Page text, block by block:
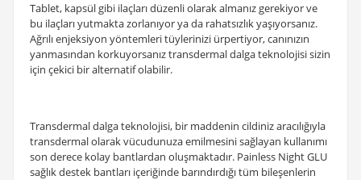
Tablet, kapsül gibi ilaçları düzenli olarak almanız gerekiyor ve
bu ilaçları yutmakta zorlanıyor ya da rahatsızlık yaşıyorsanız.
Ağrılı enjeksiyon yöntemleri tüylerinizi ürpertiyor, canınızın
yanmasından korkuyorsanız transdermal dalga teknolojisi sizin
için çekici bir alternatif olabilir.
Transdermal dalga teknolojisi, bir maddenin cildiniz aracılığıyla
transdermal olarak vücudunuza emilmesini sağlayan kullanımı
son derece kolay bantlardan oluşmaktadır. Painless Night GLU
sağlık destek bantları içeriğinde barındırdığı tüm bileşenlerin